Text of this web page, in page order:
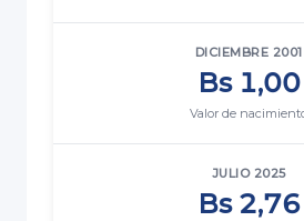
DICIEMBRE 2001
Bs 1,00
Valor de
JULIO 2025
Bs 2,76